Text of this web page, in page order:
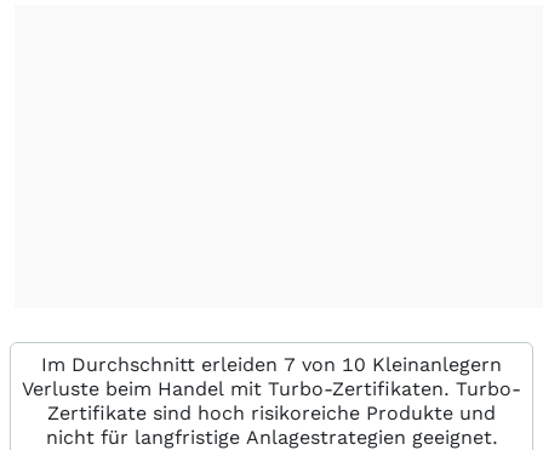
Im Durchschnitt erleiden 7 von 10 Kleinanlegern
Verluste beim Handel mit Turbo-Zertifikaten. Turbo-
Zertifikate sind hoch risikoreiche Produkte und
nicht für langfristige Anlagestrategien geeignet.